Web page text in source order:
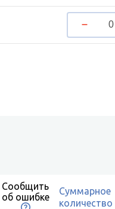
Сообщить
об ошибке
Суммарное
количество